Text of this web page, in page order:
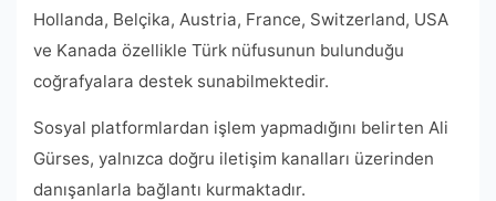
Hollanda, Belçika, Austria, France, Switzerland, USA
ve Kanada özellikle Türk nüfusunun bulunduğu
coğrafyalara destek sunabilmektedir.
Sosyal platformlardan işlem yapmadığını belirten Ali
Gürses, yalnızca doğru iletişim kanalları üzerinden
danışanlarla bağlantı kurmaktadır.